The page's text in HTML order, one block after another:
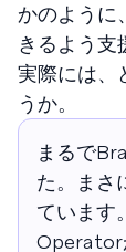
かのように
きるよう支
実際には、
うか。
まるで
た。まさ
ています
Operator